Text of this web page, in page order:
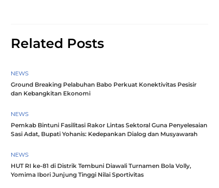
Related Posts
NEWS
Ground Breaking Pelabuhan Babo Perkuat Konektivitas Pesisir
dan Kebangkitan Ekonomi
NEWS
Pemkab Bintuni Fasilitasi Rakor Lintas Sektoral Guna Penyelesaian
Sasi Adat, Bupati Yohanis: Kedepankan Dialog dan Musyawarah
NEWS
HUT RI ke-81 di Distrik Tembuni Diawali Turnamen Bola Volly,
Yomima Ibori Junjung Tinggi Nilai Sportivitas